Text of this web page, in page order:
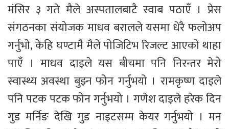
मंसिर ३ गते मैले अस्पतालबाटै स्वाब पठाएँ । प्रेस
संगठनका संयोजक माधव बरालले यसमा धेरै फलोअप
गर्नुभो, केहि घण्टामै मैले पोजिटिभ रिजल्ट आएको थाहा
पाएँ । माधव दाइले यस बीचमा पनि निरन्तर मेरो
स्वास्थ्य अवस्था बुझ्न फोन गर्नुभयो । रामकृष्ण दाइले
पनि पटक पटक फोन गर्नुभयो । गणेश दाइले हरेक दिन
गुड मर्निङ देखि गुड नाइटसम्म केयर गर्नुभयो । मन